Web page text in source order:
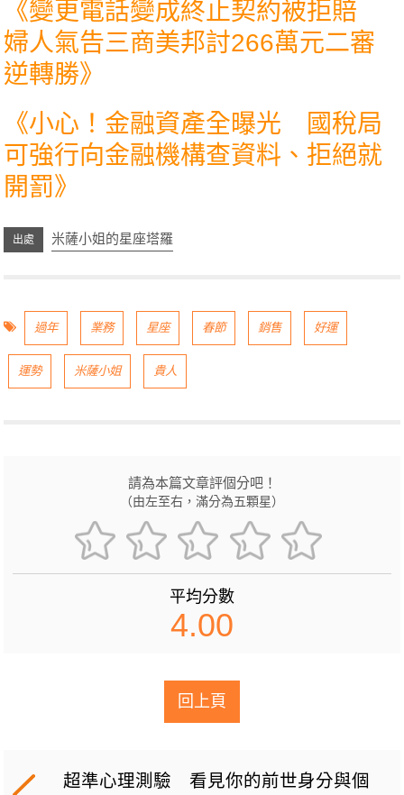
《變更電話變成終止契約被拒賠
婦人氣告三商美邦討266萬元二審
逆轉勝》
《小心！金融資產全曝光 國稅局
可強行向金融機構查資料、拒絕就
開罰》
米薩小姐的星座塔羅
過年 業務 星座 春節 銷售 好運
運勢 米薩小姐 貴人
請為本篇文章評個分吧！
（由左至右，滿分為五顆星）
平均分數
4.00
回上頁
超準心理測驗 看見你的前世身分與個